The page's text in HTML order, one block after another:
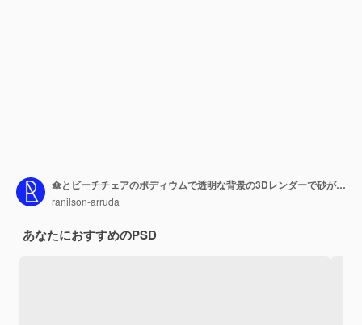
傘とビーチチェアのポディウムで透明な背景の3Dレンダーで砂が描かれています
ranilson-arruda
あなたにおすすめのPSD